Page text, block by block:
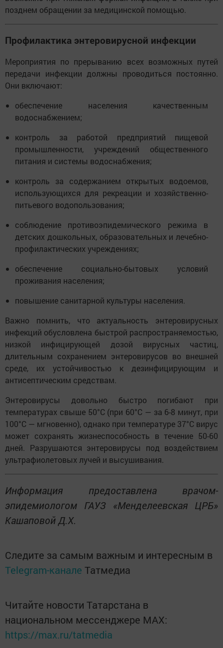
позднем обращении за медицинской помощью.
Профилактика энтеровирусной инфекции
Мероприятия по прерыванию всех возможных путей
передачи инфекции должны проводиться постоянно.
Они включают:
обеспечение населения качественным
водоснабжением;
контроль за работой предприятий пищевой
промышленности, учреждений общественного
питания и системы водоснабжения;
контроль за содержанием открытых водоемов,
использующихся для рекреации и хозяйственно-
питьевого водопользования;
соблюдение противоэпидемического режима в
детских дошкольных, образовательных и лечебно-
профилактических учреждениях;
обеспечение социально-бытовых условий
проживания населения;
повышение санитарной культуры населения.
Важно помнить, что актуальность энтеровирусных
инфекций обусловлена быстрой распространяемостью,
низкой инфицирующей дозой вирусных частиц,
длительным сохранением энтеровирусов во внешней
среде, их устойчивостью к дезинфицирующим и
антисептическим средствам.
Энтеровирусы довольно быстро погибают при
температурах свыше 50°C (при 60°C — за 6-8 минут, при
100°C — мгновенно), однако при температуре 37°C вирус
может сохранять жизнеспособность в течение 50-60
дней. Разрушаются энтеровирусы под воздействием
ультрафиолетовых лучей и высушивания.
Информация предоставлена врачом-
эпидемиологом ГАУЗ «Менделеевская ЦРБ»
Кашаповой Д.Х.
Следите за самым важным и интересным в
Telegram-канале Татмедиа
Читайте новости Татарстана в
национальном мессенджере MАХ:
https://max.ru/tatmedia